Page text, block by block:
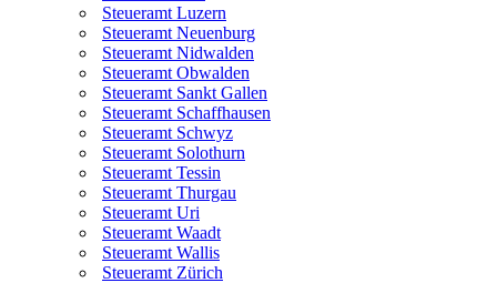
Steueramt Luzern
Steueramt Neuenburg
Steueramt Nidwalden
Steueramt Obwalden
Steueramt Sankt Gallen
Steueramt Schaffhausen
Steueramt Schwyz
Steueramt Solothurn
Steueramt Tessin
Steueramt Thurgau
Steueramt Uri
Steueramt Waadt
Steueramt Wallis
Steueramt Zürich